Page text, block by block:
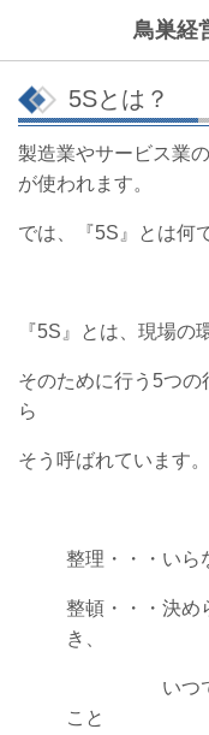
鳥巣経
5Sとは？
製造業やサービス業
が使われます。
では、『5S』とは何
『5S』とは、現場の
そのために行う5つ
ら
そう呼ばれています。
整理・・・いら
整頓・・・決め
き、
いつでも取
こと